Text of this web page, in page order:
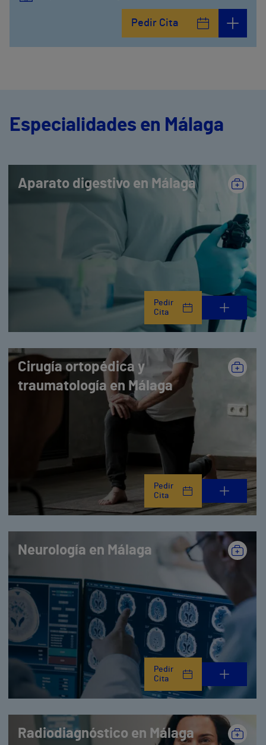
Pedir Cita
Especialidades en Málaga
Aparato digestivo en Málaga
Pedir
Cita
Cirugía ortopédica y
traumatología en Málaga
Pedir
Cita
Neurología en Málaga
Pedir
Cita
Radiodiagnóstico en Málaga